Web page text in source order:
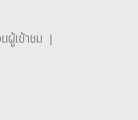
ผู้เข้าชม |